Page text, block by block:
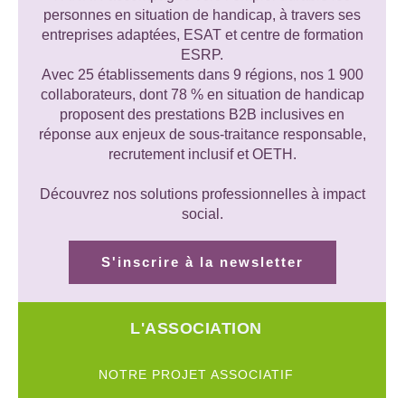
personnes en situation de handicap, à travers ses
entreprises adaptées, ESAT et centre de formation
ESRP.
Avec 25 établissements dans 9 régions, nos 1 900
collaborateurs, dont 78 % en situation de handicap
proposent des prestations B2B inclusives en
réponse aux enjeux de sous-traitance responsable,
recrutement inclusif et OETH.
Découvrez nos solutions professionnelles à impact
social.
S'inscrire à la newsletter
L'ASSOCIATION
NOTRE PROJET ASSOCIATIF